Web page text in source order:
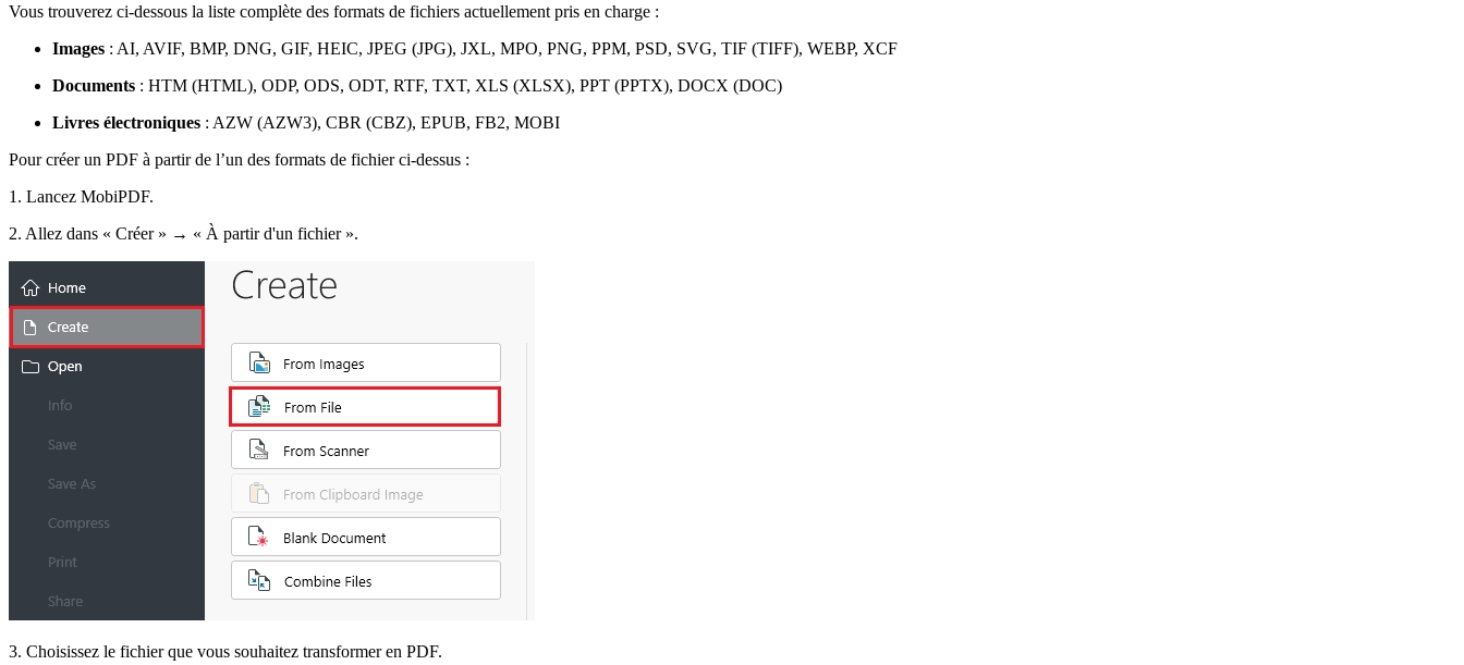
Vous trouverez ci-dessous la liste complète des formats de fichiers actuellement pris en charge :
Images : AI, AVIF, BMP, DNG, GIF, HEIC, JPEG (JPG), JXL, MPO, PNG, PPM, PSD, SVG, TIF (TIFF), WEBP, XCF
Documents : HTM (HTML), ODP, ODS, ODT, RTF, TXT, XLS (XLSX), PPT (PPTX), DOCX (DOC)
Livres électroniques : AZW (AZW3), CBR (CBZ), EPUB, FB2, MOBI
Pour créer un PDF à partir de l’un des formats de fichier ci-dessus :
1. Lancez MobiPDF.
2. Allez dans « Créer » → « À partir d'un fichier ».
3. Choisissez le fichier que vous souhaitez transformer en PDF.